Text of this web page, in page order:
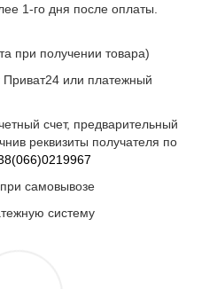
1-го дня после оплаты.
при получении товара)
или платежный
счет, предварительный
реквизиты получателя по
самовывозе
систему